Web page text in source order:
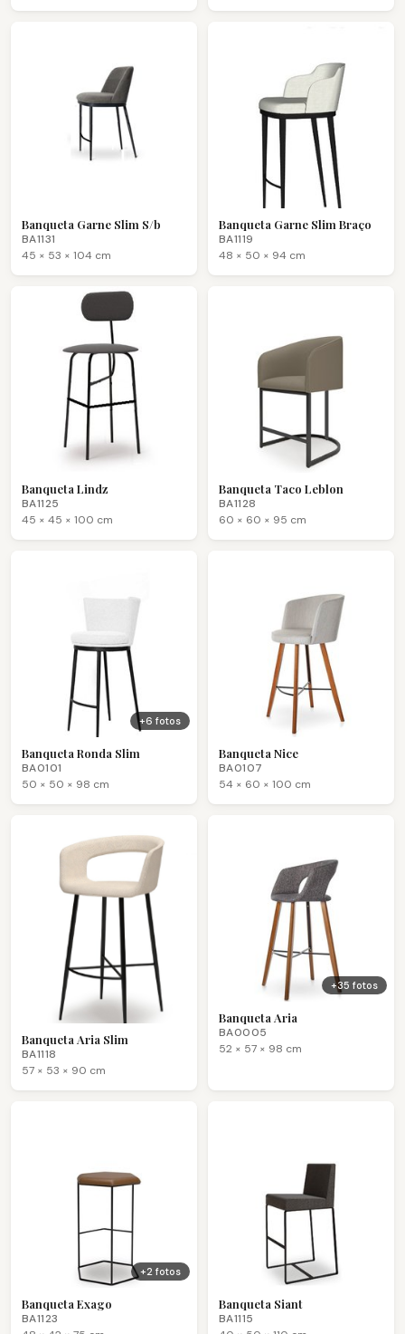
Banqueta Garne Slim S/b
BA1131
45 × 53 × 104 cm
Banqueta Garne Slim Braço
BA1119
48 × 50 × 94 cm
Banqueta Lindz
BA1125
45 × 45 × 100 cm
Banqueta Taco Leblon
BA1128
60 × 60 × 95 cm
+6 fotos
Banqueta Ronda Slim
BA0101
50 × 50 × 98 cm
Banqueta Nice
BA0107
54 × 60 × 100 cm
Banqueta Aria Slim
BA1118
57 × 53 × 90 cm
+35 fotos
Banqueta Aria
BA0005
52 × 57 × 98 cm
+2 fotos
Banqueta Exago
BA1123
Banqueta Siant
BA1115